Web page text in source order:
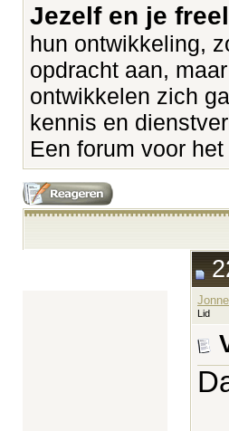
Jezelf en je
hun ontwikkeling,
opdracht aan,
ontwikkelen zich
kennis en
Een forum voor
Jonne
Lid